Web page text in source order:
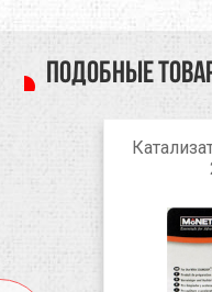
Подобные